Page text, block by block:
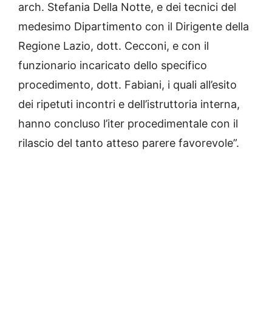
arch. Stefania Della Notte, e dei tecnici del
medesimo Dipartimento con il Dirigente della
Regione Lazio, dott. Cecconi, e con il
funzionario incaricato dello specifico
procedimento, dott. Fabiani, i quali all’esito
dei ripetuti incontri e dell’istruttoria interna,
hanno concluso l’iter procedimentale con il
rilascio del tanto atteso parere favorevole”.